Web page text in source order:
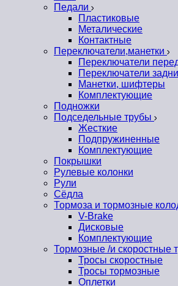
Педали
Пластиковые
Металические
Контактные
Переключатели,манетки
Переключатели
Переключатели
Манетки, шифтеры
Комплектующие
Подножки
Подседельные трубы
Жесткие
Подпружиненные
Комплектующие
Покрышки
Рулевые колонки
Рули
Сёдла
Тормоза и тормозные
V-Brake
Дисковые
Комплектующие
Тормозные /и скоростные
Тросы скоростные
Тросы тормозные
Оплетки